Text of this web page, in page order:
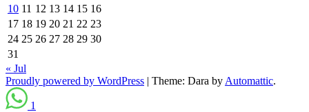
10 11 12 13 14 15 16
17 18 19 20 21 22 23
24 25 26 27 28 29 30
31
« Jul
Proudly powered by WordPress | Theme: Dara by Automattic.
1